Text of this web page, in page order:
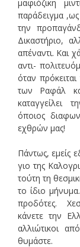
μαφιόζικη
παράδειγμα
την
απέναντι. Και
αντι-
όταν
των Ραφάλ
καταγγείλει
όποιος
εχθρών μας!
Πάντως, εμείς
γιο της
τούτη τη
το ίδιο
προδότες.
κάνετε την
αλλιώτικοι
θυμάστε.